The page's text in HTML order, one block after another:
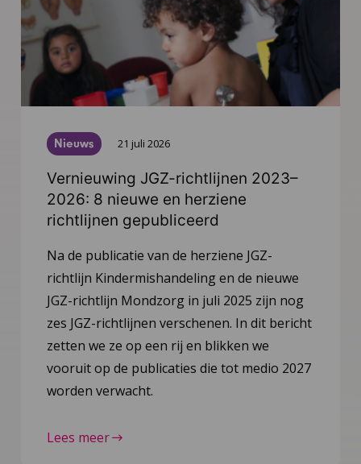
Nieuws 21 juli 2026
Vernieuwing JGZ-richtlijnen 2023–
2026: 8 nieuwe en herziene
richtlijnen gepubliceerd
Na de publicatie van de herziene JGZ-
richtlijn Kindermishandeling en de nieuwe
JGZ-richtlijn Mondzorg in juli 2025 zijn nog
zes JGZ-richtlijnen verschenen. In dit bericht
zetten we ze op een rij en blikken we
vooruit op de publicaties die tot medio 2027
worden verwacht.
Lees meer